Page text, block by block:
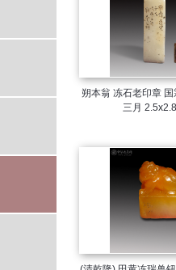
朔本翁 冻石老印章 国霖道兄正之戊申
三月